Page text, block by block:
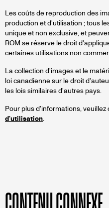
Les coûts de reproduction des
production et d'utilisation ; tous
unique et non exclusive, et
ROM se réserve le droit
certaines utilisations non
La collection d'images et le
loi canadienne sur le droit
les lois similaires d'autres pays.
Pour plus d'informations, veuillez
d'utilisation.